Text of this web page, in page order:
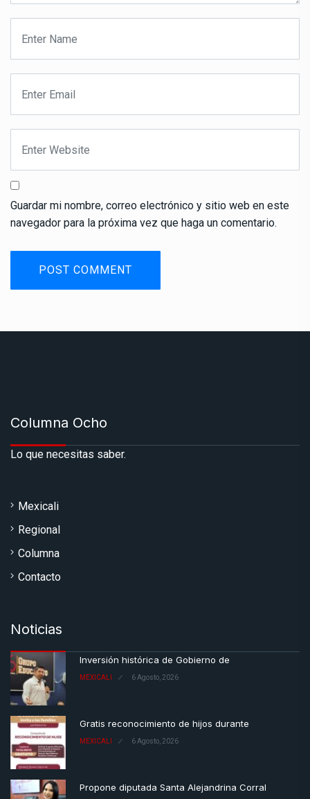
Guardar mi nombre, correo electrónico y sitio web en este
navegador para la próxima vez que haga un comentario.
Columna Ocho
Lo que necesitas saber.
Mexicali
Regional
Columna
Contacto
Noticias
Inversión histórica de Gobierno de
MEXICALI 6 Agosto, 2026
Gratis reconocimiento de hijos durante
MEXICALI 6 Agosto, 2026
Propone diputada Santa Alejandrina Corral